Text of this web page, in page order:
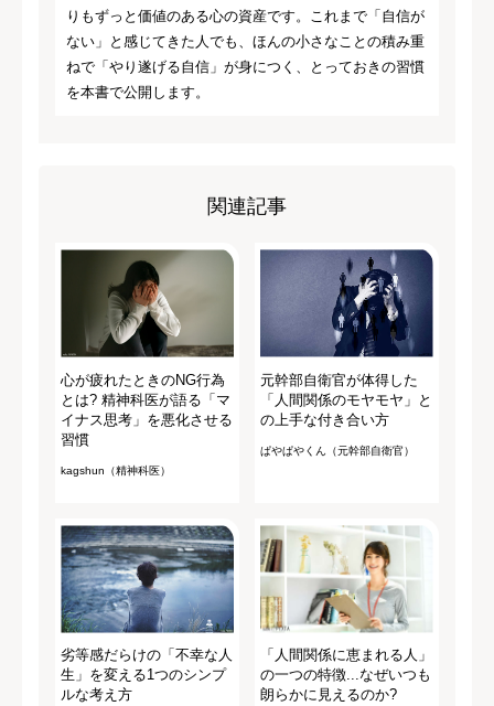
りもずっと価値のある心の資産です。これまで「自信が
ない」と感じてきた人でも、ほんの小さなことの積み重
ねで「やり遂げる自信」が身につく、とっておきの習慣
を本書で公開します。
関連記事
心が疲れたときのNG行為
とは? 精神科医が語る「マ
イナス思考」を悪化させる
習慣
kagshun（精神科医）
元幹部自衛官が体得した
「人間関係のモヤモヤ」と
の上手な付き合い方
ぱやぱやくん（元幹部自衛官）
劣等感だらけの「不幸な人
生」を変える1つのシンプ
ルな考え方
「人間関係に恵まれる人」
の一つの特徴...なぜいつも
朗らかに見えるのか?